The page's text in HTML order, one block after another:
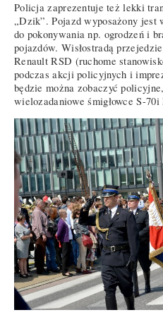
Policja zaprezentuje też lekki
„Dzik”. Pojazd wyposażony jest
do pokonywania np. ogrodzeń i
pojazdów. Wisłostradą
Renault RSD (ruchome
podczas akcji policyjnych i
będzie można zobaczyć
wielozadaniowe śmigłowce S-